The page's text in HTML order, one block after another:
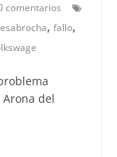
comentarios
, fallo,
del